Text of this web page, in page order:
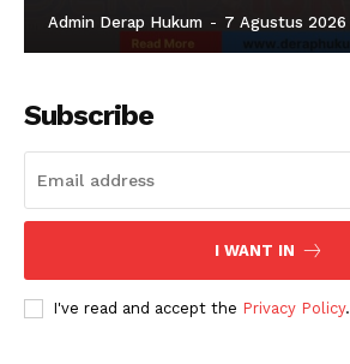
Admin Derap Hukum - 7 Agustus 2026
Subscribe
I WANT IN
I've read and accept the Privacy Policy.